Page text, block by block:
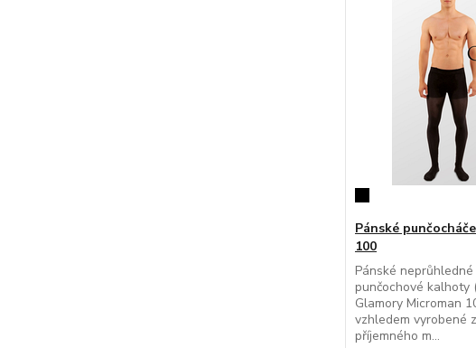
Pánské
100
Pánské
punčochové kalhoty
Glamory Microman
vzhledem vyrobené
příjemného m...